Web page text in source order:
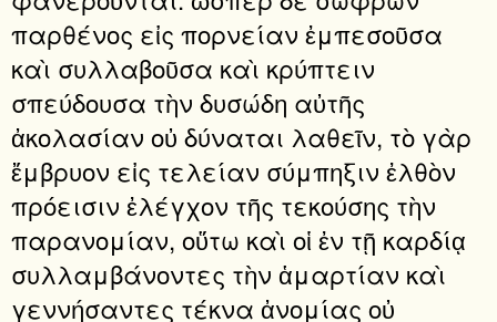
παρθένος εἰς πορνείαν ἐμπεσοῦσα
καὶ συλλαβοῦσα καὶ κρύπτειν
σπεύδουσα τὴν δυσώδη αὐτῆς
ἀκολασίαν οὐ δύναται λαθεῖν, τὸ γὰρ
ἔμβρυον εἰς τελείαν σύμπηξιν ἐλθὸν
πρόεισιν ἐλέγχον τῆς τεκούσης τὴν
παρανομίαν, οὕτω καὶ οἱ ἐν τῇ καρδίᾳ
συλλαμβάνοντες τὴν ἁμαρτίαν καὶ
γεννήσαντες τέκνα ἀνομίας οὐ